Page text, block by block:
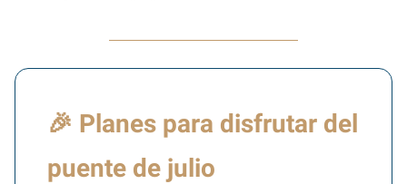
🎉 Planes para disfrutar del
puente de julio